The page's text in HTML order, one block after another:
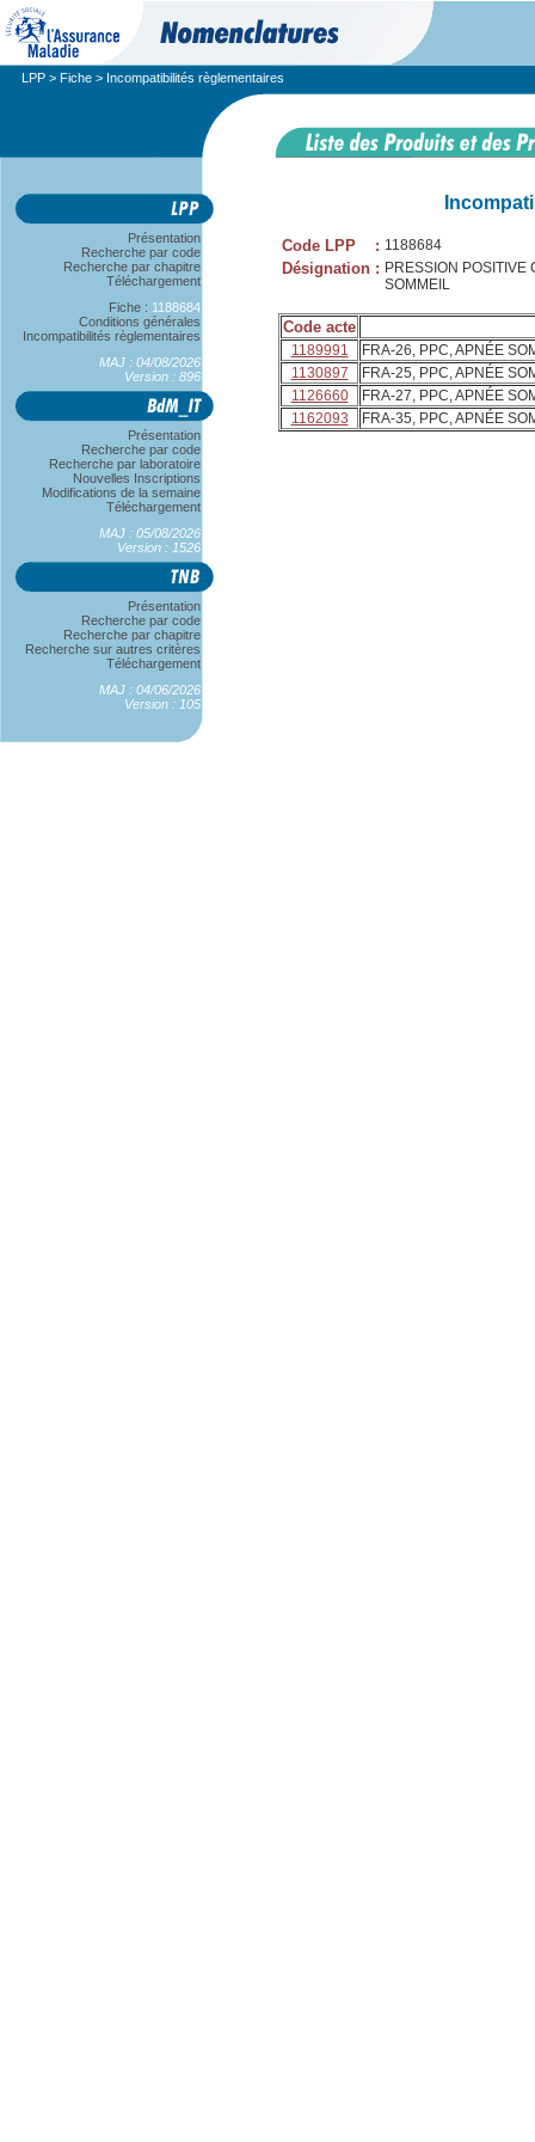
LPP > Fiche > Incompatibilités règlementaires
Présentation
Recherche par code
Recherche par chapitre
Téléchargement
Fiche : 1188684
Conditions générales
Incompatibilités règlementaires
MAJ : 04/08/2026
Version : 896
Présentation
Recherche par code
Recherche par laboratoire
Nouvelles Inscriptions
Modifications de la semaine
Téléchargement
MAJ : 05/08/2026
Version : 1526
Présentation
Recherche par code
Recherche par chapitre
Recherche sur autres critères
Téléchargement
MAJ : 04/06/2026
Version : 105
Code LPP : 1188684
Désignation : PRESSION
SOMMEIL
Code acte
1189991
FRA-26, PPC, APNÉE
1130897
FRA-25, PPC, APNÉE
1126660
FRA-27, PPC, APNÉE
1162093
FRA-35, PPC, APNÉE